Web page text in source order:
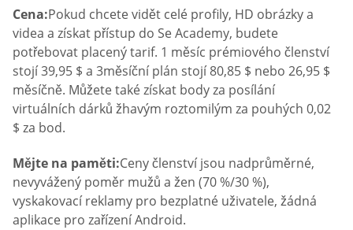
Cena:Pokud chcete vidět celé profily, HD obrázky a
videa a získat přístup do Se Academy, budete
potřebovat placený tarif. 1 měsíc prémiového členství
stojí 39,95 $ a 3měsíční plán stojí 80,85 $ nebo 26,95 $
měsíčně. Můžete také získat body za posílání
virtuálních dárků žhavým roztomilým za pouhých 0,02
$ za bod.
Mějte na paměti:Ceny členství jsou nadprůměrné,
nevyvážený poměr mužů a žen (70 %/30 %),
vyskakovací reklamy pro bezplatné uživatele, žádná
aplikace pro zařízení Android.